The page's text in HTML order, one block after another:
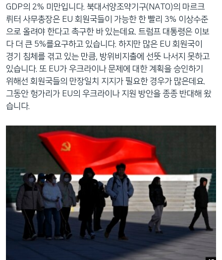
GDP의 2% 미만입니다. 북대서양조약기구(NATO)의 마르크
뤼터 사무총장은 EU 회원국들이 가능한 한 빨리 3% 이상수준
으로 올려야 한다고 촉구한 바 있는데요. 트럼프 대통령은 이보
다 더 큰 5%를요구하고 있습니다. 하지만 많은 EU 회원국이
경기 침체를 겪고 있는 만큼, 방위비지출에 선뜻 나서지 못하고
있습니다. 또 EU가 우크라이나 문제에 대한 계획을 승인하기
위해선 회원국들의 만장일치 지지가 필요한 경우가 많은데요.
그동안 헝가리가 EU의 우크라이나 지원 방안을 종종 반대해 왔
습니다.